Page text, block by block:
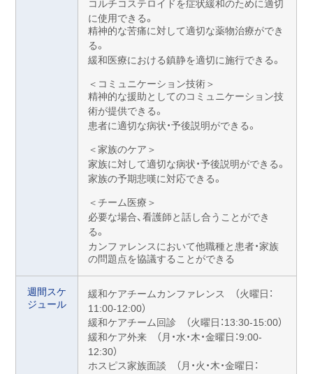
コルチコステロイドを症状緩和のために適切
に使用できる。
精神的な苦痛に対して適切な薬物治療ができ
る。
緩和医療における鎮静を適切に施行できる。
＜コミュニケーション技術＞
精神的な援助としてのコミュニケーション技
術が提供できる。
患者に適切な病状・予後説明ができる。
＜家族のケア＞
家族に対して適切な病状・予後説明ができる。
家族の予期悲嘆に対応できる。
＜チーム医療＞
必要な場合、看護師と話し合うことができ
る。
カンファレンスにおいて他職種と患者・家族
の問題点を協議することができる
週間スケ
ジュール
緩和ケアチームカンファレンス （火曜日：
11:00-12:00）
緩和ケアチーム回診 （火曜日：13:30-15:00）
緩和ケア外来 （月・水・木・金曜日：9:00-
12:30）
ホスピス家族面談 （月・火・木・金曜日：